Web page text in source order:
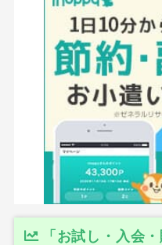
「お試し・入会